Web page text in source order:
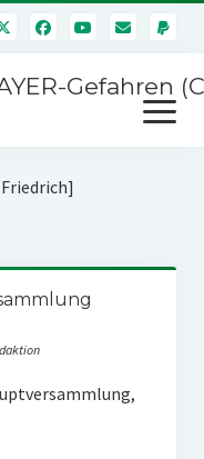
Gefahren
Menü
öffnen